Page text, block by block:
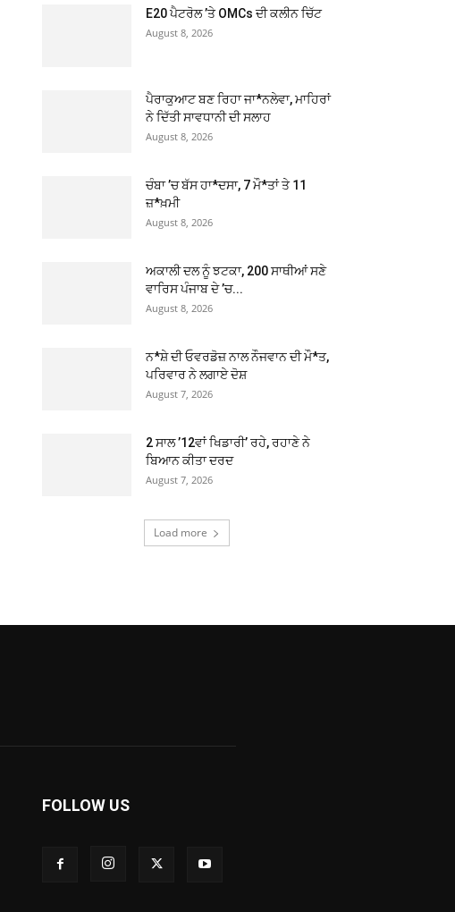
E20 ਪੈਟਰੋਲ ’ਤੇ OMCs ਦੀ ਕਲੀਨ ਚਿੱਟ
August 8, 2026
ਪੈਰਾਕੁਆਟ ਬਣ ਰਿਹਾ ਜਾ*ਨਲੇਵਾ, ਮਾਹਿਰਾਂ
ਨੇ ਦਿੱਤੀ ਸਾਵਧਾਨੀ ਦੀ ਸਲਾਹ
August 8, 2026
ਚੰਬਾ ’ਚ ਬੱਸ ਹਾ*ਦਸਾ, 7 ਮੌ*ਤਾਂ ਤੇ 11
ਜ਼*ਖ਼ਮੀ
August 8, 2026
ਅਕਾਲੀ ਦਲ ਨੂੰ ਝਟਕਾ, 200 ਸਾਥੀਆਂ ਸਣੇ
ਵਾਰਿਸ ਪੰਜਾਬ ਦੇ ’ਚ...
August 8, 2026
ਨ*ਸ਼ੇ ਦੀ ਓਵਰਡੋਜ਼ ਨਾਲ ਨੌਜਵਾਨ ਦੀ ਮੌ*ਤ,
ਪਰਿਵਾਰ ਨੇ ਲਗਾਏ ਦੋਸ਼
August 7, 2026
2 ਸਾਲ ’12ਵਾਂ ਖਿਡਾਰੀ’ ਰਹੇ, ਰਹਾਣੇ ਨੇ
ਬਿਆਨ ਕੀਤਾ ਦਰਦ
August 7, 2026
Load more
FOLLOW US